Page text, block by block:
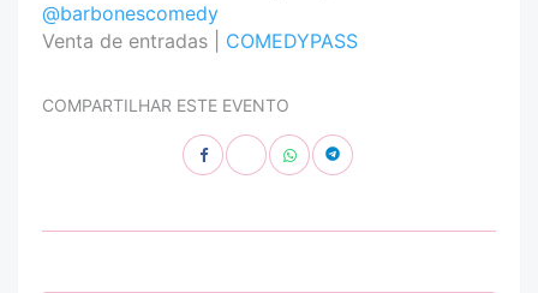
@barbonescomedy
Venta de entradas | COMEDYPASS
COMPARTILHAR ESTE EVENTO